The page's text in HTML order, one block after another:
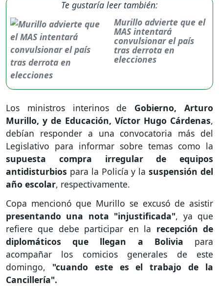
Te gustaría leer también:
Murillo advierte que el
MAS intentará
convulsionar el país
tras derrota en
elecciones
Los ministros interinos de Gobierno, Arturo
Murillo, y de Educación, Víctor Hugo Cárdenas,
debían responder a una convocatoria más del
Legislativo para informar sobre temas como la
supuesta compra irregular de equipos
antidisturbios para la Policía y lasuspensión del
año escolar, respectivamente.
Copa mencionó que Murillo se excusó de asistir
presentando una nota "injustificada", ya que
refiere que debe participar en la recepción de
diplomáticos que llegan a Bolivia para
acompañar los comicios generales de este
domingo, "cuando este es el trabajo de la
Cancillería".